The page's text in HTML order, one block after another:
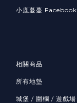
小鹿蔓蔓 Facebook
相關商品
所有地墊
城堡 / 圍欄 / 遊戲場